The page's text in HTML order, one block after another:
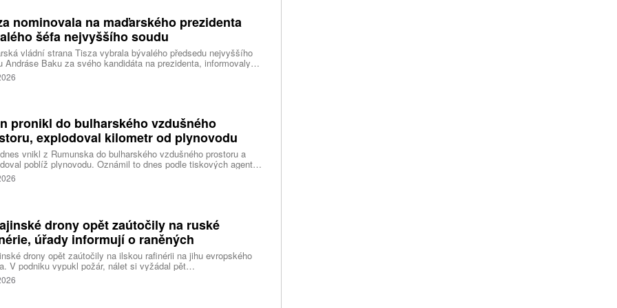
nominovala na maďarského prezidenta
šéfa nejvyššího soudu
vládní strana Tisza vybrala bývalého předsedu nejvyššího
Andráse Baku za svého kandidáta na prezidenta, informovaly
agentury. Očekává se, že András Baka bude v úterý zvolen v
novou hlavou státu.
pronikl do bulharského vzdušného
explodoval kilometr od plynovodu
vnikl z Rumunska do bulharského vzdušného prostoru a
poblíž plynovodu. Oznámil to dnes podle tiskových agentur
premiér Rumen Radev. Dron podle něj nesl velké množství
píše agentura DPA.
drony opět zaútočily na ruské
úřady informují o raněných
drony opět zaútočily na ilskou rafinérii na jihu evropského
V podniku vypukl požár, nálet si vyžádal pět
informoval krizový štáb Krasnodarského kraje. Další dva lidi
v Zadonsku na Donu, oznámil gubernátor Lipecké oblasti